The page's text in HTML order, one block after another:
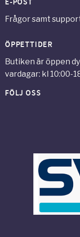
E-POST
Frågor samt
ÖPPETTIDER
Butiken är öppen
vardagar: kl 10:00-
FÖLJ OSS